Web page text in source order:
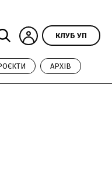
КЛУБ УП
АРХІВ